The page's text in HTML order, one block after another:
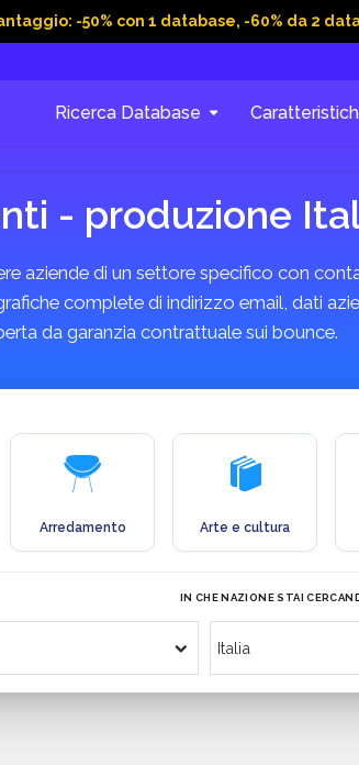
-50% con 1 database, -60% da 2
Ricerca Database
- produzione
aziende di un settore specifico con
complete di indirizzo email, dati
da garanzia contrattuale sui bounce.
Arredamento Arte e cultura
IN CHE NAZIONE STAI